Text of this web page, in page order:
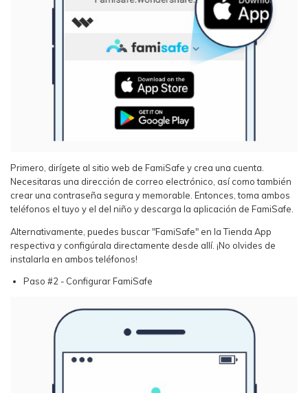
Primero, dirígete al sitio web de FamiSafe y crea una cuenta.
Necesitaras una dirección de correo electrónico, así como también
crear una contraseña segura y memorable. Entonces, toma ambos
teléfonos el tuyo y el del niño y descarga la aplicación de FamiSafe.
Alternativamente, puedes buscar "FamiSafe" en la Tienda App
respectiva y configúrala directamente desde allí. ¡No olvides de
instalarla en ambos teléfonos!
Paso #2 - Configurar FamiSafe